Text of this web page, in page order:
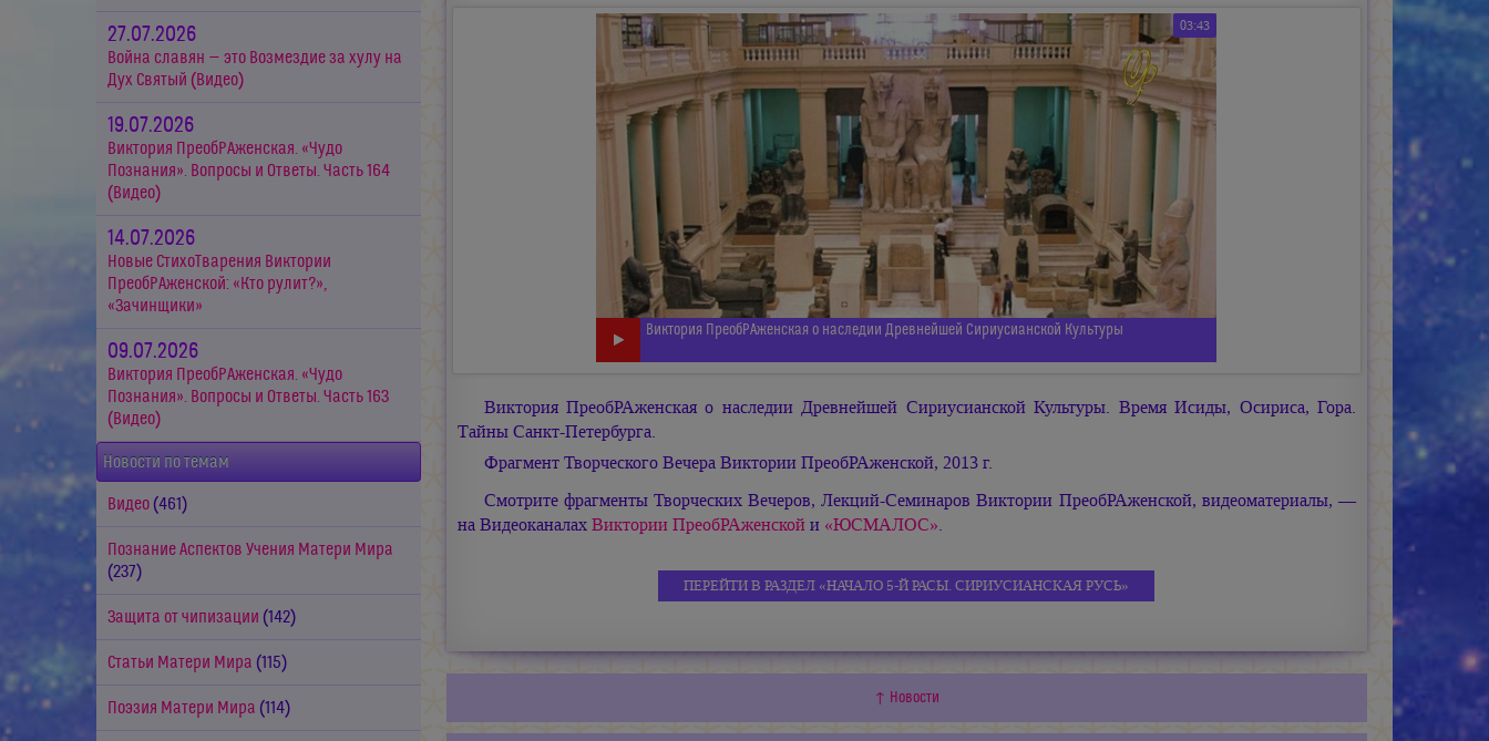
27.07.2026
Война славян — это Возмездие за хулу на
Дух Святый (Видео)
19.07.2026
Виктория ПреобРАженская. «Чудо
Познания». Вопросы и Ответы. Часть 164
(Видео)
14.07.2026
Новые СтихоТварения Виктории
ПреобРАженской: «Кто рулит?»,
«Зачинщики»
09.07.2026
Виктория ПреобРАженская. «Чудо
Познания». Вопросы и Ответы. Часть 163
(Видео)
Новости по темам
Видео (461)
Познание Аспектов Учения Матери Мира
(237)
Защита от чипизации (142)
Статьи Матери Мира (115)
Поэзия Матери Мира (114)
03:43
Виктория ПреобРАженская о наследии Древнейшей Сириусианской Культуры
Виктория ПреобРАженская о наследии Древнейшей Сириусианской Культуры. Время Исиды, Осириса, Гора.
Тайны Санкт-Петербурга.
Фрагмент Творческого Вечера Виктории ПреобРАженской, 2013 г.
Смотрите фрагменты Творческих Вечеров, Лекций-Семинаров Виктории ПреобРАженской, видеоматериалы, —
на ВидеоканалахВиктории ПреобРАженскойи «ЮСМАЛОС».
ПЕРЕЙТИ В РАЗДЕЛ «НАЧАЛО 5-Й РАСЫ. СИРИУСИАНСКАЯ РУСЬ»
↑ Новости